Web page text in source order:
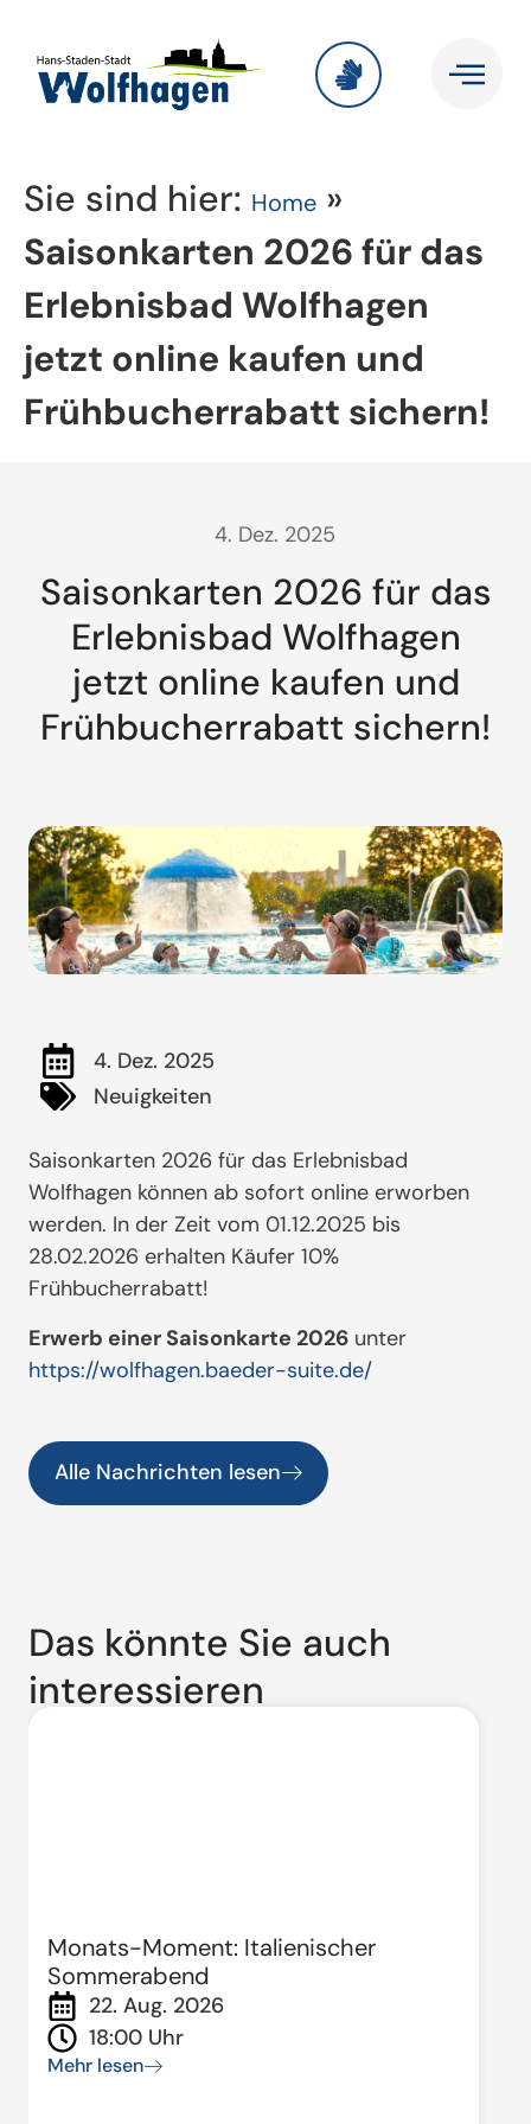
Sie sind hier: Home »
Saisonkarten 2026 für das
Erlebnisbad Wolfhagen
jetzt online kaufen und
Frühbucherrabatt sichern!
4. Dez. 2025
Saisonkarten 2026 für das
Erlebnisbad Wolfhagen
jetzt online kaufen und
Frühbucherrabatt sichern!
4. Dez. 2025
Neuigkeiten
Saisonkarten 2026 für das Erlebnisbad
Wolfhagen können ab sofort online erworben
werden. In der Zeit vom 01.12.2025 bis
28.02.2026 erhalten Käufer 10%
Frühbucherrabatt!
Erwerb einer Saisonkarte 2026 unter
https://wolfhagen.baeder-suite.de/
Alle Nachrichten lesen
Das könnte Sie auch
interessieren
Monats-Moment: Italienischer
Sommerabend
22. Aug. 2026
18:00 Uhr
Mehr lesen